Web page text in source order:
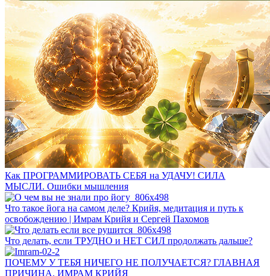
Как ПРОГРАММИРОВАТЬ СЕБЯ на УДАЧУ! СИЛА
МЫСЛИ. Ошибки мышления
Что такое йога на самом деле? Крийя, медитация и путь к
освобождению | Имрам Крийя и Сергей Пахомов
Что делать, если ТРУДНО и НЕТ СИЛ продолжать дальше?
ПОЧЕМУ У ТЕБЯ НИЧЕГО НЕ ПОЛУЧАЕТСЯ? ГЛАВНАЯ
ПРИЧИНА. ИМРАМ КРИЙЯ